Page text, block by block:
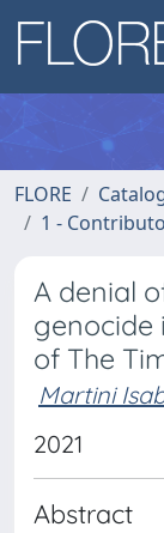
FLORE
1 -
A denial
genocide
of The
Martini
2021
Abstract